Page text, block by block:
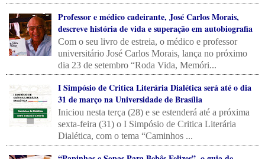
Professor e médico cadeirante, José Carlos Morais,
descreve história de vida e superação em autobiografia
Com o seu livro de estreia, o médico e professor
universitário José Carlos Morais, lança no próximo
dia 23 de setembro “Roda Vida, Memóri...
I Simpósio de Critica Literária Dialética será até o dia
31 de março na Universidade de Brasília
Iniciou nesta terça (28) e se estenderá até a próxima
sexta-feira (31) o I Simpósio de Critica Literária
Dialética, com o tema “Caminhos ...